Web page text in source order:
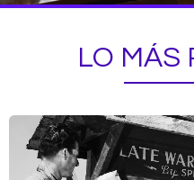
LO MÁS